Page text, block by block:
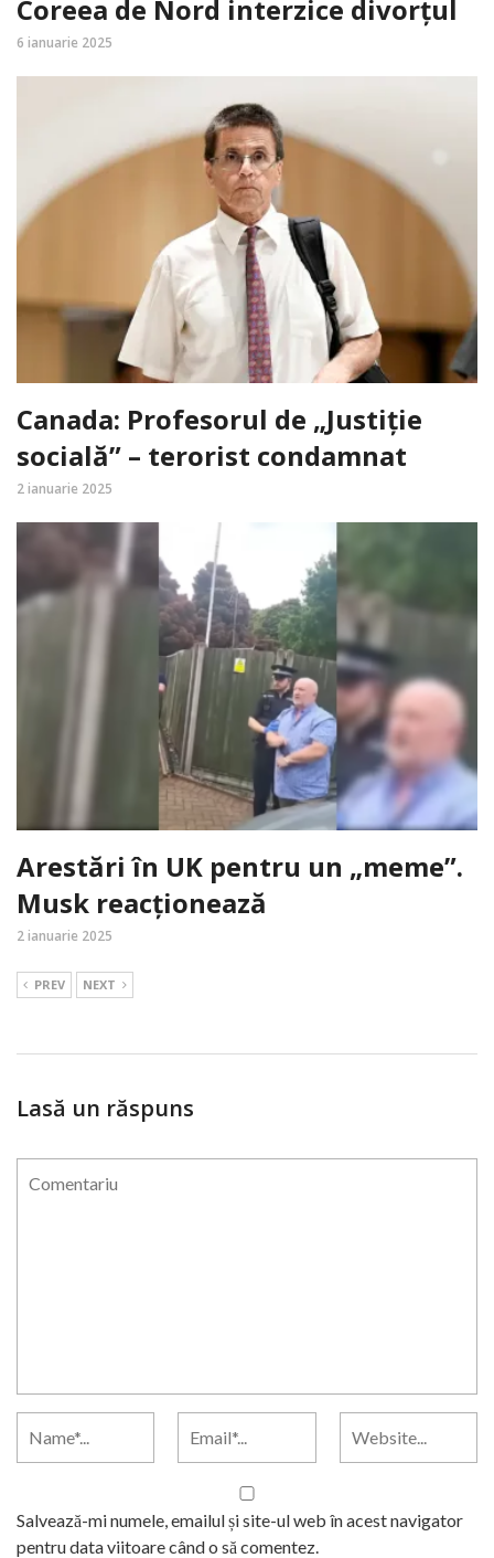
Coreea de Nord interzice divorțul
6 ianuarie 2025
Canada: Profesorul de „Justiție
socială” – terorist condamnat
2 ianuarie 2025
Arestări în UK pentru un „meme”.
Musk reacționează
2 ianuarie 2025
PREV NEXT
Lasă un răspuns
Salvează-mi numele, emailul și site-ul web în acest navigator
pentru data viitoare când o să comentez.